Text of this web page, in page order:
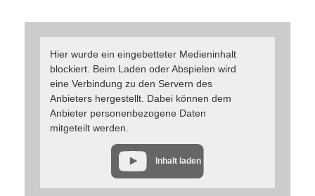
Hier wurde ein eingebetteter Medieninhalt
blockiert. Beim Laden oder Abspielen wird
eine Verbindung zu den Servern des
Anbieters hergestellt. Dabei können dem
Anbieter personenbezogene Daten
mitgeteilt werden.
Inhalt laden